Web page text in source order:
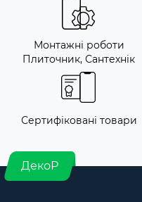
Монтажні роботи
Плиточник, Сантехнік
Сертифіковані товари
ДекоР